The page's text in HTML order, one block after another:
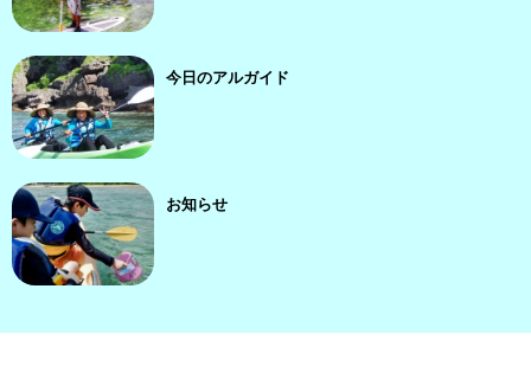
今日のアルガイド
お知らせ